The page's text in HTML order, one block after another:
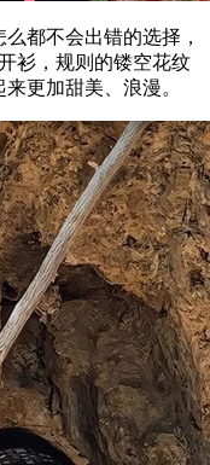
都不会出错的选择，
衫，规则的镂空花纹
更加甜美、浪漫。